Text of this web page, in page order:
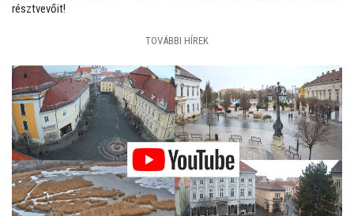
résztvevőit!
TOVÁBBI HÍREK